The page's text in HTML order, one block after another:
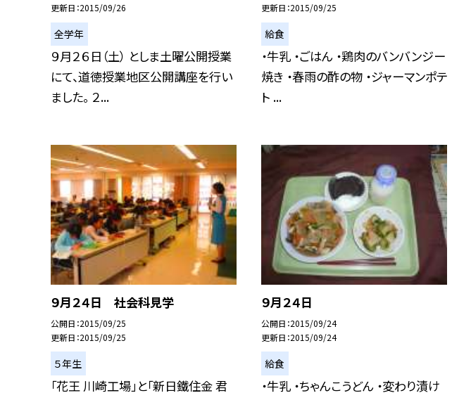
更新日 2015/09/26
全学年
９月２６日（土） としま土曜公開授業
にて、道徳授業地区公開講座を行い
ました。 ２...
更新日 2015/09/25
給食
・牛乳 ・ごはん ・鶏肉のバンバンジー
焼き ・春雨の酢の物 ・ジャーマンポテ
ト ...
９月２４日 社会科見学
公開日 2015/09/25
更新日 2015/09/25
５年生
「花王 川崎工場」と「新日鐵住金 君
９月２４日
公開日 2015/09/24
更新日 2015/09/24
給食
・牛乳 ・ちゃんこうどん ・変わり漬け